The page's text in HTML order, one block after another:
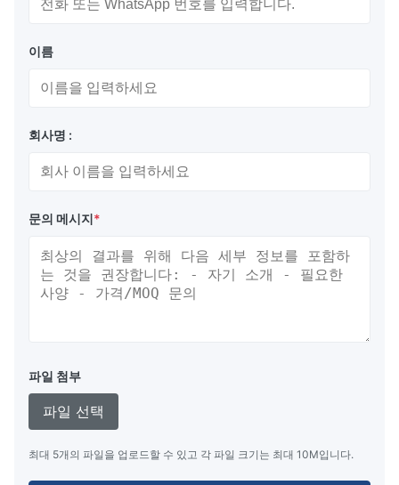
이름
회사명 :
문의 메시지*
파일 첨부
파일 선택
최대 5개의 파일을 업로드할 수 있고 각 파일 크기는 최대 10M입니다.